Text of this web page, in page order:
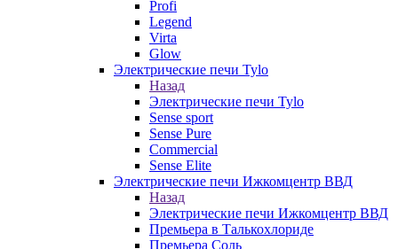
Profi
Legend
Virta
Glow
Электрические печи Tylo
Назад
Электрические печи Tylo
Sense sport
Sense Pure
Commercial
Sense Elite
Электрические печи Ижкомцентр ВВД
Назад
Электрические печи Ижкомцентр ВВД
Премьера в Талькохлориде
Премьера Cоль